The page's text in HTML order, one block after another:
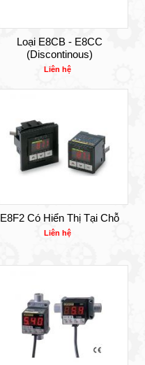
Loại E8CB - E8CC
(Discontinous)
Liên hệ
E8F2 Có Hiển Thị Tại Chỗ
Liên hệ